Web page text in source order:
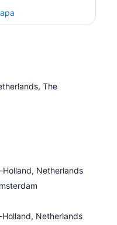
The
Holland, Netherlands
Netherlands